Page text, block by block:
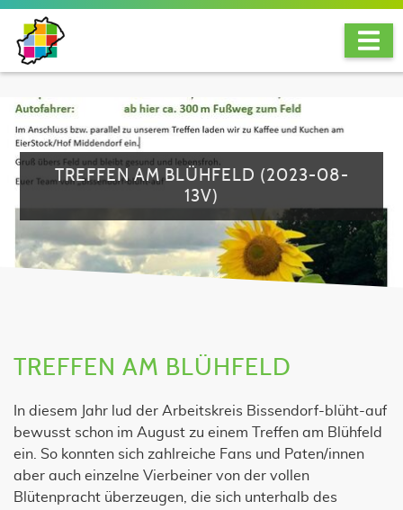
TREFFEN AM BLÜHFELD (2023-08-
13V)
TREFFEN AM BLÜHFELD
In diesem Jahr lud der Arbeitskreis Bissendorf-blüht-auf
bewusst schon im August zu einem Treffen am Blühfeld
ein. So konnten sich zahlreiche Fans und Paten/innen
aber auch einzelne Vierbeiner von der vollen
Blütenpracht überzeugen, die sich unterhalb des